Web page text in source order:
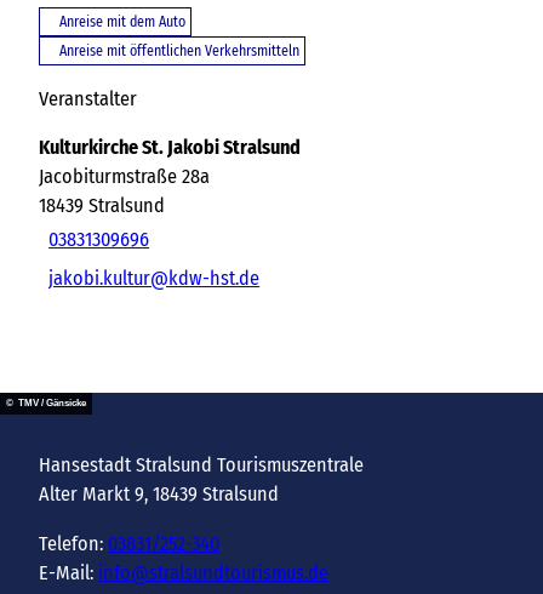
Anreise mit dem Auto
Anreise mit öffentlichen Verkehrsmitteln
Veranstalter
Kulturkirche St. Jakobi Stralsund
Jacobiturmstraße 28a
18439 Stralsund
03831309696
jakobi.kultur@kdw-hst.de
© TMV / Gänsicke
Hansestadt Stralsund Tourismuszentrale
Alter Markt 9, 18439 Stralsund
Telefon: 03831/252-340
E-Mail: info@stralsundtourismus.de